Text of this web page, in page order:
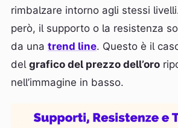
rimbalzare intorno agli stessi
però, il supporto o la resistenza
da una trend line. Questo è il
del grafico del prezzo dell’oro
nell’immagine in basso.